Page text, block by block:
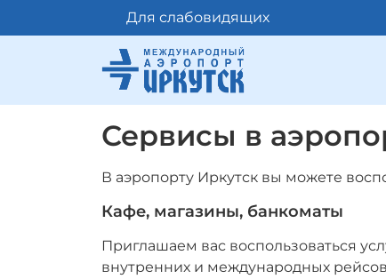
Для слабовидящих
Сервисы в
В аэропорту Иркутск вы можете
Кафе, магазины, банкоматы
Приглашаем вас воспользоваться
внутренних и международных